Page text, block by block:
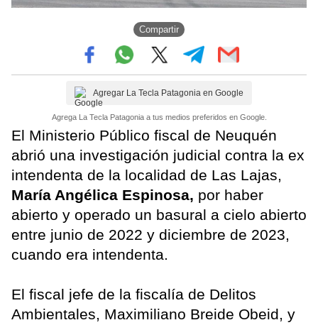
Compartir
Agregar La Tecla Patagonia en Google
Agrega La Tecla Patagonia a tus medios preferidos en Google.
El Ministerio Público fiscal de Neuquén
abrió una investigación judicial contra la ex
intendenta de la localidad de Las Lajas,
María Angélica Espinosa, por haber
abierto y operado un basural a cielo abierto
entre junio de 2022 y diciembre de 2023,
cuando era intendenta.
El fiscal jefe de la fiscalía de Delitos
Ambientales, Maximiliano Breide Obeid, y